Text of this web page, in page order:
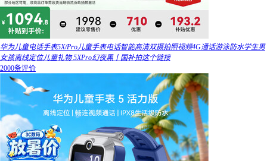
华为儿童电话手表5X/Pro儿童手表电话智能高清双摄拍照视频4G通话游泳防水学生男
女孩离线定位儿童礼物 5XPro幻夜黑丨国补拍这个链接
2000条评价